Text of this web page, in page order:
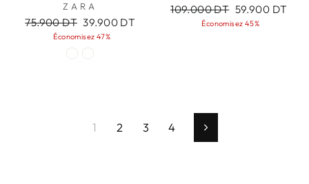
ZARA
Prix
régulier
75.900 DT Prix
réduit
39.900 DT
Économisez 47%
Prix
régulier
109.000 DT Prix
réduit
59.900 DT
Économisez 45%
1 2 3 4 Suivant